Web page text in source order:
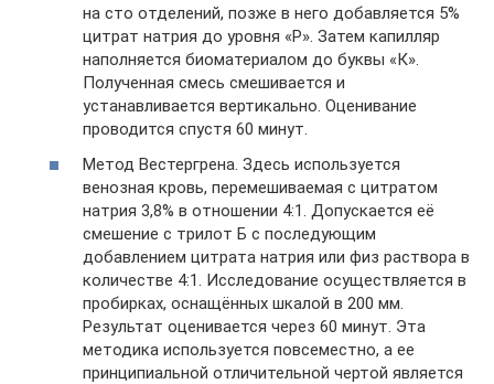
на сто отделений, позже в него добавляется 5%
цитрат натрия до уровня «Р». Затем капилляр
наполняется биоматериалом до буквы «К».
Полученная смесь смешивается и
устанавливается вертикально. Оценивание
проводится спустя 60 минут.
Метод Вестергрена. Здесь используется
венозная кровь, перемешиваемая с цитратом
натрия 3,8% в отношении 4:1. Допускается её
смешение с трилот Б с последующим
добавлением цитрата натрия или физ раствора в
количестве 4:1. Исследование осуществляется в
пробирках, оснащённых шкалой в 200 мм.
Результат оценивается через 60 минут. Эта
методика используется повсеместно, а ее
принципиальной отличительной чертой является